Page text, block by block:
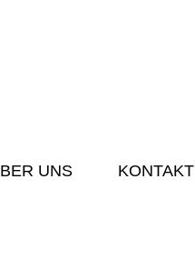
UNS KONTAKT